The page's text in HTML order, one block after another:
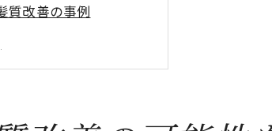
質改善の事例
改善の効果
ヘアケア方法
善の新技術